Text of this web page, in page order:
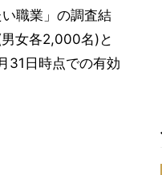
職業」の調査結
女各2,000名)と
31日時点での有効